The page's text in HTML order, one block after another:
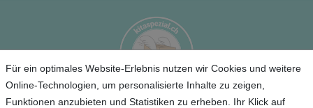
Für ein optimales Website-Erlebnis nutzen wir Cookies und weitere
Online-Technologien, um personalisierte Inhalte zu zeigen,
Funktionen anzubieten und Statistiken zu erheben. Ihr Klick auf